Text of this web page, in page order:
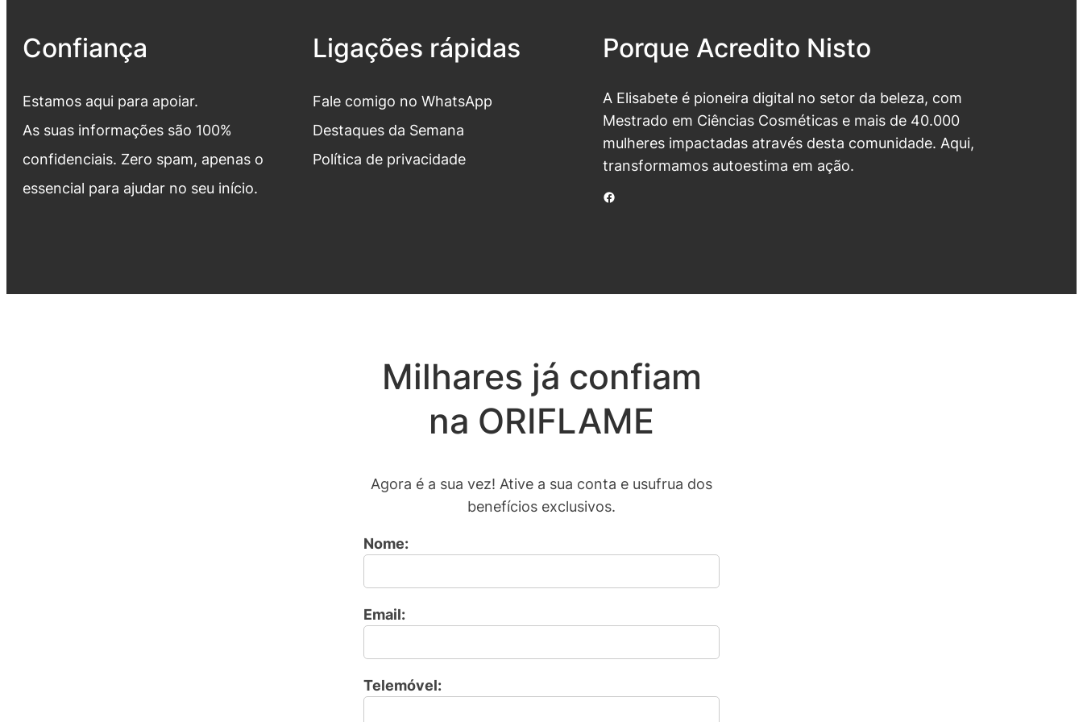
Confiança
Estamos aqui para apoiar.
As suas informações são 100%
confidenciais. Zero spam, apenas o
essencial para ajudar no seu início.
Ligações rápidas
Fale comigo no WhatsApp
Destaques da Semana
Política de privacidade
Porque Acredito Nisto
A Elisabete é pioneira digital no setor da beleza, com
Mestrado em Ciências Cosméticas e mais de 40.000
mulheres impactadas através desta comunidade. Aqui,
transformamos autoestima em ação.
Facebook
Milhares já confiam
na ORIFLAME
Agora é a sua vez! Ative a sua conta e usufrua dos
benefícios exclusivos.
Nome:
Email:
Telemóvel: